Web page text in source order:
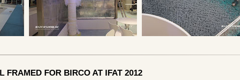
FRAMED FOR BIRCO AT IFAT 2012